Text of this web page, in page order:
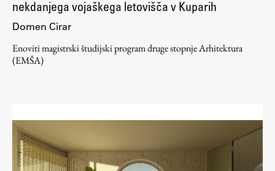
nekdanjega vojaškega letovišča v Kuparih
Domen Cirar
Enoviti magistrski študijski program druge stopnje Arhitektura
(EMŠA)